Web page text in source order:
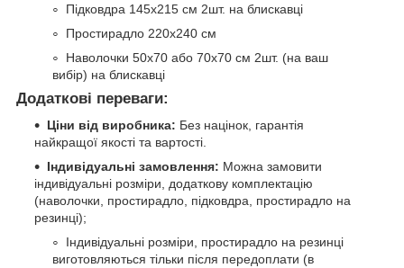
Підковдра 145х215 см 2шт. на блискавці
Простирадло 220х240 см
Наволочки 50х70 або 70х70 см 2шт. (на ваш
вибір) на блискавці
Додаткові переваги:
Ціни від виробника: Без націнок, гарантія
найкращої якості та вартості.
Індивідуальні замовлення: Можна замовити
індивідуальні розміри, додаткову комплектацію
(наволочки, простирадло, підковдра, простирадло на
резинці);
Індивідуальні розміри, простирадло на резинці
виготовляються тільки після передоплати (в